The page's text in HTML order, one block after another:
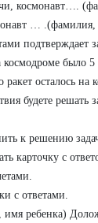
космонавт….
… .(фамилия,
подтверждает
было 5
ракет осталось на
будете решать
к решению
карточку с
с ответами.
ребенка)